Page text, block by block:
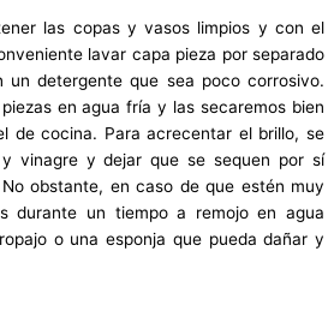
las copas y vasos limpios y con el
lavar capa pieza por separado
un detergente que sea poco corrosivo.
en agua fría y las secaremos bien
de cocina. Para acrecentar el brillo, se
vinagre y dejar que se sequen por sí
obstante, en caso de que estén muy
durante un tiempo a remojo en agua
o una esponja que pueda dañar y